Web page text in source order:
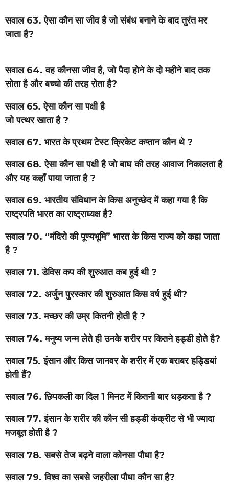
सवाल 63. ऐसा कौन सा जीव है जो संबंध बनाने के बाद तुरंत मर
जाता है?
सवाल 64. वह कौनसा जीव है, जो पैदा होने के दो महीने बाद तक
सोता है और बच्चो की तरह रोता है?
सवाल 65. ऐसा कौन सा पक्षी है
जो पत्थर खाता है ?
सवाल 67. भारत के प्रथम टेस्ट क्रिकेट कप्तान कौन थे ?
सवाल 68. ऐसा कौन सा पक्षी है जो बाघ की तरह आवाज निकालता है
और यह कहाँ पाया जाता है ?
सवाल 69. भारतीय संविधान के किस अनुच्छेद में कहा गया है कि
राष्ट्रपति भारत का राष्ट्राध्यक्ष है?
सवाल 70. “मंदिरो की पूण्यभूमि” भारत के किस राज्य को कहा जाता
है ?
सवाल 71. डेविस कप की शुरुआत कब हुई थी ?
सवाल 72. अर्जुन पुरस्कार की शुरुआत किस वर्ष हुई थी?
सवाल 73. मच्छर की उम्र कितनी होती है ?
सवाल 74. मनुष्य जन्म लेते ही उनके शरीर पर कितने हड्डी होते है?
सवाल 75. इंसान और किस जानवर के शरीर में एक बराबर हड्डियां
होती हैं?
सवाल 76. छिपकली का दिल 1 मिनट में कितनी बार धड़कता है ?
सवाल 77. इंसान के शरीर की कौन सी हड्डी कंक्रीट से भी ज्यादा
मजबूत होती है ?
सवाल 78. सबसे तेज बढ़ने वाला कोनसा पौधा है?
सवाल 79. विश्व का सबसे जहरीला पौधा कौन सा है?